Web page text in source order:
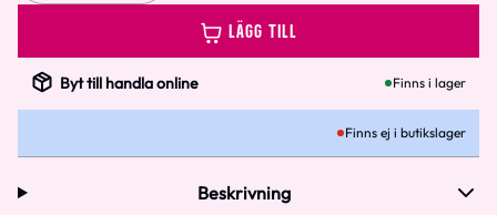
LÄGG TILL
Byt till handla online Finns i lager
Finns ej i butikslager
Beskrivning